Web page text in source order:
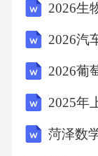
2025年
菏泽数